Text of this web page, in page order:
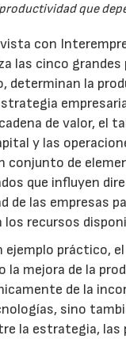
que
con
las cinco grandes
determinan la
de valor, el
y las
conjunto de
que influyen
de las empresas
los recursos
ejemplo práctico,
la mejora de la
de la
sino
la estrategia, las